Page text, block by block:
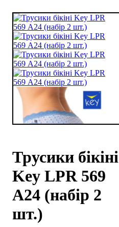
Трусики бікіні
Key LPR 569
А24 (набір 2
шт.)